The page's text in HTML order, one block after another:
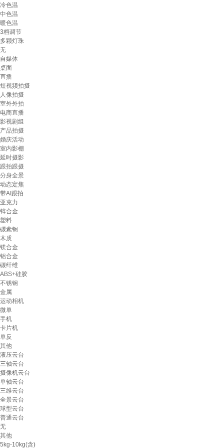
冷色温
中色温
暖色温
3档调节
多颗灯珠
无
自媒体
桌面
直播
短视频拍摄
人像拍摄
室外外拍
电商直播
影视剧组
产品拍摄
婚庆活动
室内影棚
延时摄影
跟拍跟摄
分身全景
动态定焦
带AI跟拍
亚克力
锌合金
塑料
碳素钢
木质
镁合金
铝合金
碳纤维
ABS+硅胶
不锈钢
金属
运动相机
微单
手机
卡片机
单反
其他
液压云台
三轴云台
摄像机云台
单轴云台
三维云台
全景云台
球型云台
普通云台
无
其他
5kg-10kg(含)